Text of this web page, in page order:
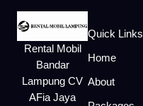
Rental Mobil
Bandar
Lampung CV
AFia Jaya
Quick Links
Home
About